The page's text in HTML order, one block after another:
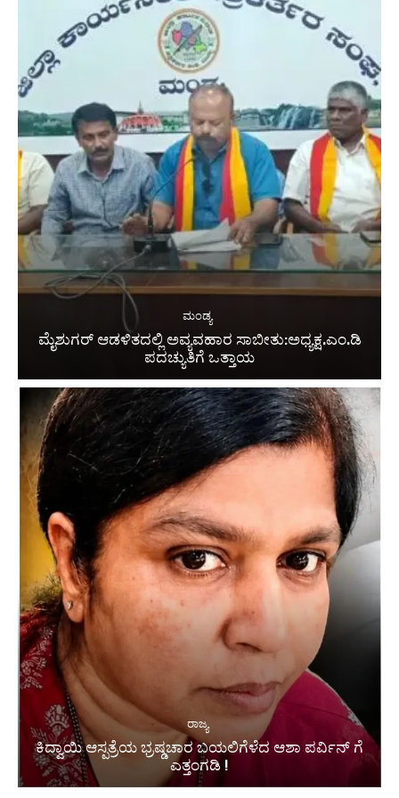
ಮಂಡ್ಯ
ಮೈಶುಗರ್ ಆಡಳಿತದಲ್ಲಿ ಅವ್ಯವಹಾರ ಸಾಬೀತು:ಅಧ್ಯಕ್ಷ.ಎಂ.ಡಿ
ಪದಚ್ಯುತಿಗೆ ಒತ್ತಾಯ
ರಾಜ್ಯ
ಕಿದ್ವಾಯಿ ಆಸ್ಪತ್ರೆಯ ಭ್ರಷ್ಡಚಾರ ಬಯಲಿಗೆಳೆದ ಆಶಾ ಪರ್ವಿನ್ ಗೆ
ಎತ್ತಂಗಡಿ !